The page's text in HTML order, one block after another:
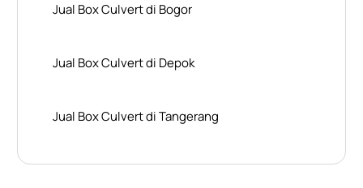
Jual Box Culvert di Bogor
Jual Box Culvert di Depok
Jual Box Culvert di Tangerang